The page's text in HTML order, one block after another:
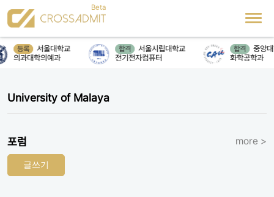
등록
서울대학교
의과대학의예과
합격
서울시립대학교
전기전자컴퓨터
합격
중앙
화학공학과
University of Malaya
포럼 more >
글쓰기